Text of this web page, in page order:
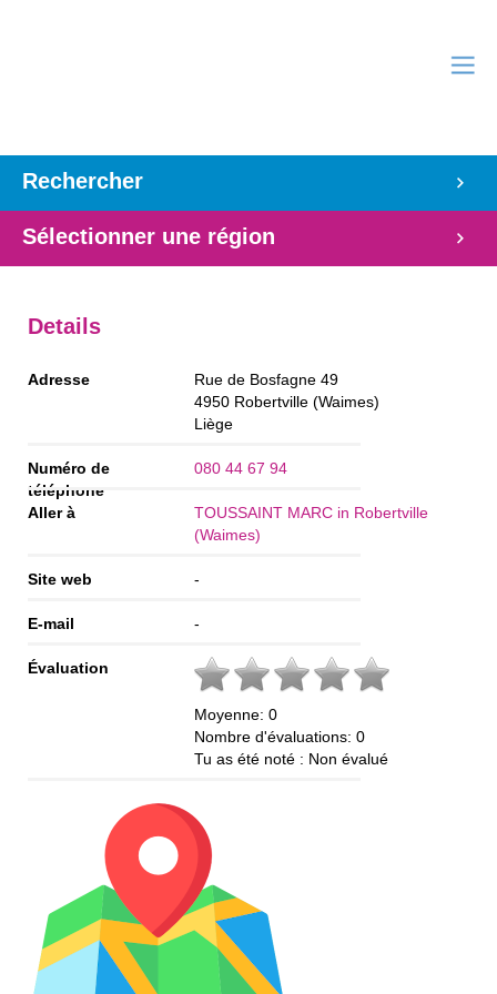
Rechercher
Sélectionner une région
Details
Adresse
Rue de Bosfagne 49
4950 Robertville (Waimes)
Liège
Numéro de
téléphone
080 44 67 94
Aller à
TOUSSAINT MARC in Robertville
(Waimes)
Site web -
E-mail -
Évaluation
Moyenne: 0
Nombre d'évaluations: 0
Tu as été noté : Non évalué